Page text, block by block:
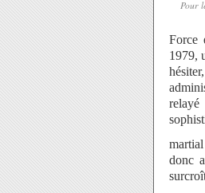
Pour
Force
1979,
martial
donc